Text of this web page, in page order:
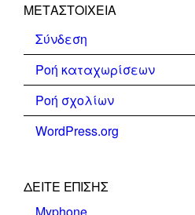
ΜΕΤΑΣΤΟΙΧΕΊΑ
Σύνδεση
Ροή καταχωρίσεων
Ροή σχολίων
WordPress.org
ΔΕΊΤΕ ΕΠΊΣΗΣ